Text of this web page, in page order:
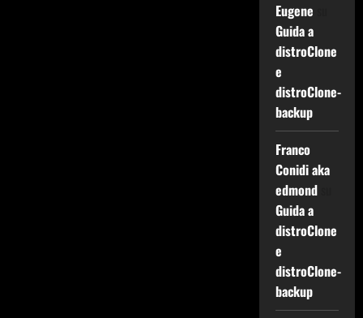
Eugene
Guida a
distroClone
e
distroClone-
backup
Franco
Conidi aka
edmondsu
Guida a
distroClone
e
distroClone-
backup